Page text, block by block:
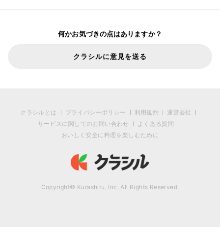
何かお気づきの点はありますか？
クラシルに意見を送る
クラシルとは プライバシーポリシー 利用規約
運営会社
サービスに関してのお問い合わせ
よくある質問
おいしく安全に料理を楽しむために
Copyright© Kurashiru, Inc. All Rights Reserved.